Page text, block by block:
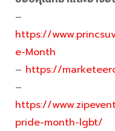
–
https://
e-Month
– https://
–
https://
pride-month-lgbt/